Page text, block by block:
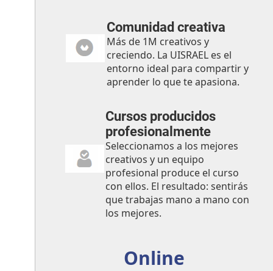
Comunidad creativa
Más de 1M creativos y
creciendo. La UISRAEL es el
entorno ideal para compartir y
aprender lo que te apasiona.
Cursos producidos
profesionalmente
Seleccionamos a los mejores
creativos y un equipo
profesional produce el curso
con ellos. El resultado: sentirás
que trabajas mano a mano con
los mejores.
Online